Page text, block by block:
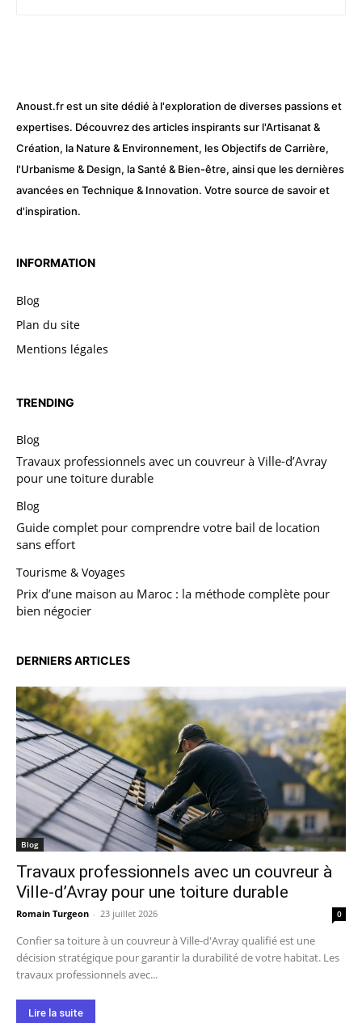
Anoust.fr est un site dédié à l'exploration de diverses passions et
expertises. Découvrez des articles inspirants sur l'Artisanat &
Création, la Nature & Environnement, les Objectifs de Carrière,
l'Urbanisme & Design, la Santé & Bien-être, ainsi que les dernières
avancées en Technique & Innovation. Votre source de savoir et
d'inspiration.
INFORMATION
Blog
Plan du site
Mentions légales
TRENDING
Blog
Travaux professionnels avec un couvreur à Ville-d’Avray
pour une toiture durable
Blog
Guide complet pour comprendre votre bail de location
sans effort
Tourisme & Voyages
Prix d’une maison au Maroc : la méthode complète pour
bien négocier
DERNIERS ARTICLES
Blog
Travaux professionnels avec un couvreur à
Ville-d’Avray pour une toiture durable
Romain Turgeon - 23 juillet 2026 0
Confier sa toiture à un couvreur à Ville-d'Avray qualifié est une
décision stratégique pour garantir la durabilité de votre habitat. Les
travaux professionnels avec...
Lire la suite